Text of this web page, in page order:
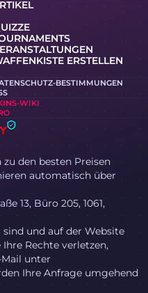
ERSTELLEN
BESTIMMUNGEN
WIKI
den besten Preisen
automatisch über
13, Büro 205, 1061,
und auf der Website
Rechte verletzen,
unter
Ihre Anfrage umgehend